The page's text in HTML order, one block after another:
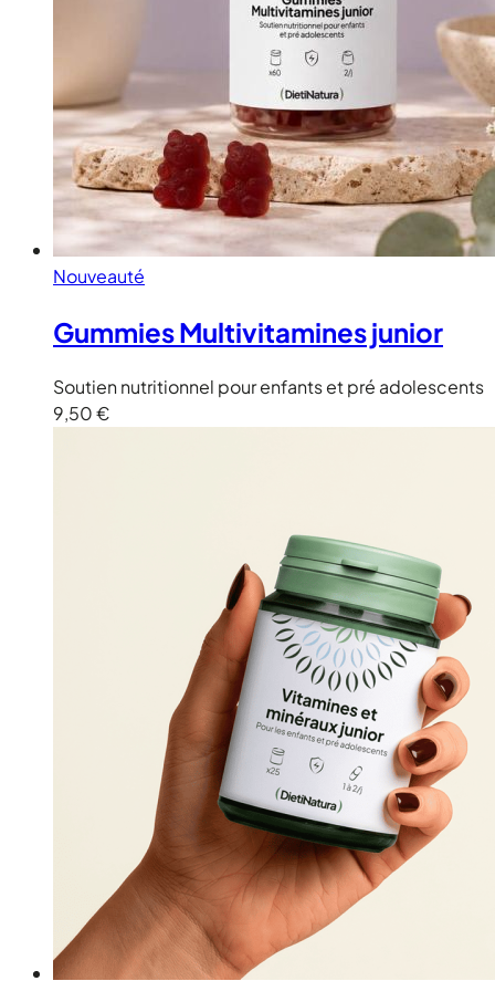
Nouveauté
Gummies Multivitamines junior
Soutien nutritionnel pour enfants et pré adolescents
9,50 €